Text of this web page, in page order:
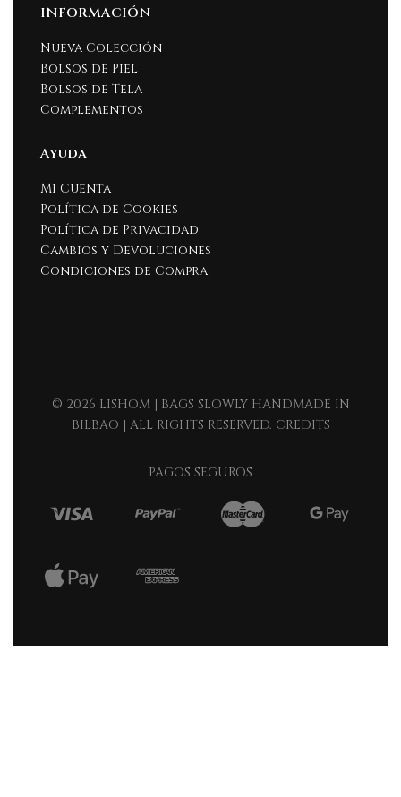
INFORMACIÓN
Nueva Colección
Bolsos de Piel
Bolsos de Tela
Complementos
Ayuda
Mi Cuenta
Política de Cookies
Política de Privacidad
Cambios y Devoluciones
Condiciones de Compra
© 2026 LISHOM | BAGS SLOWLY HANDMADE IN
BILBAO | ALL RIGHTS RESERVED. CREDITS
PAGOS SEGUROS